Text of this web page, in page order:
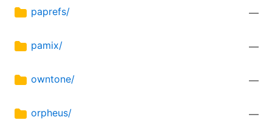
paprefs/ —
pamix/ —
owntone/ —
orpheus/ —